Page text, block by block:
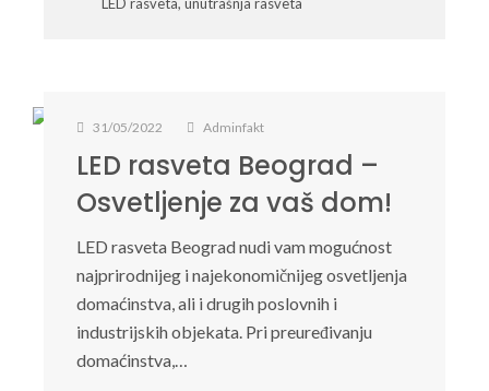
31/05/2022 Adminfakt
LED rasveta Beograd –
Osvetljenje za vaš dom!
LED rasveta Beograd nudi vam mogućnost
najprirodnijeg i najekonomičnijeg osvetljenja
domaćinstva, ali i drugih poslovnih i
industrijskih objekata. Pri preuređivanju
domaćinstva,…